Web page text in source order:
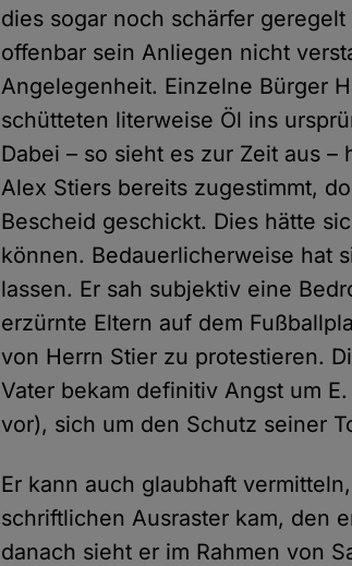
dies sogar noch schärfer
offenbar sein Anliegen nicht
Angelegenheit. Einzelne Bürger
schütteten literweise Öl ins
Dabei – so sieht es zur Zeit aus
Alex Stiers bereits zugestimmt,
Bescheid geschickt. Dies hätte
können. Bedauerlicherweise hat
lassen. Er sah subjektiv eine
erzürnte Eltern auf dem
von Herrn Stier zu protestieren.
Vater bekam definitiv Angst um
vor), sich um den Schutz seiner
Er kann auch glaubhaft
schriftlichen Ausraster kam, den
danach sieht er im Rahmen von